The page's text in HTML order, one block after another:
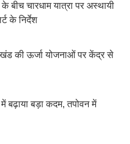
बीच चारधाम यात्रा पर अस्थायी
के निर्देश
की ऊर्जा योजनाओं पर केंद्र से
बढ़ाया बड़ा कदम, तपोवन में